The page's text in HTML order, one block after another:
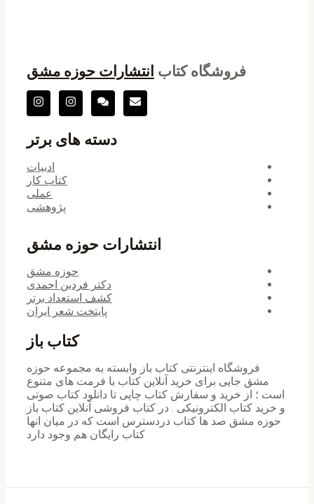
فروشگاه کتاب انتشارات حوزه مشق
دسته های برتر
ادبیات
کتاب کار
عملی
پژوهشی
انتشارات حوزه مشق
حوزه مشق
دکتر فردین احمدی
کشف استعداد برتر
پایتخت شعر ایران
کتاب باز
فروشگاه اینترنتی کتاب باز وابسته به مجموعه حوزه
مشق جایی برای خرید ‌آنلاین کتاب با فرمت های متنوع
است ؛ از خرید و سفارش کتاب چاپی تا دانلود کتاب صوتی
و خرید کتاب الکترونیکی . در کتاب فروشی آنلاین کتاب باز
حوزه مشق صد ها کتاب دردسترس است که در میان انها
کتاب رایگان هم وجود دارد